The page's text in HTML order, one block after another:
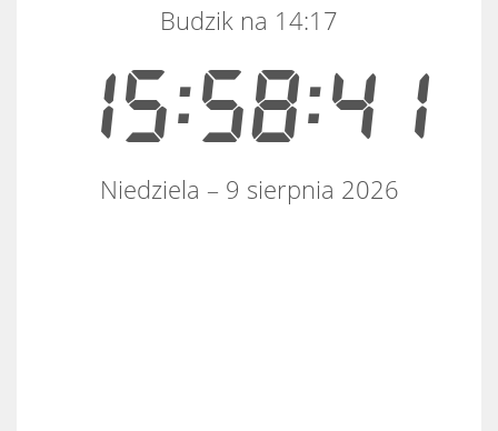
15:58:41
Budzik na 14:17
Niedziela – 9 sierpnia 2026